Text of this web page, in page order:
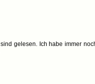
sind gelesen. Ich habe immer